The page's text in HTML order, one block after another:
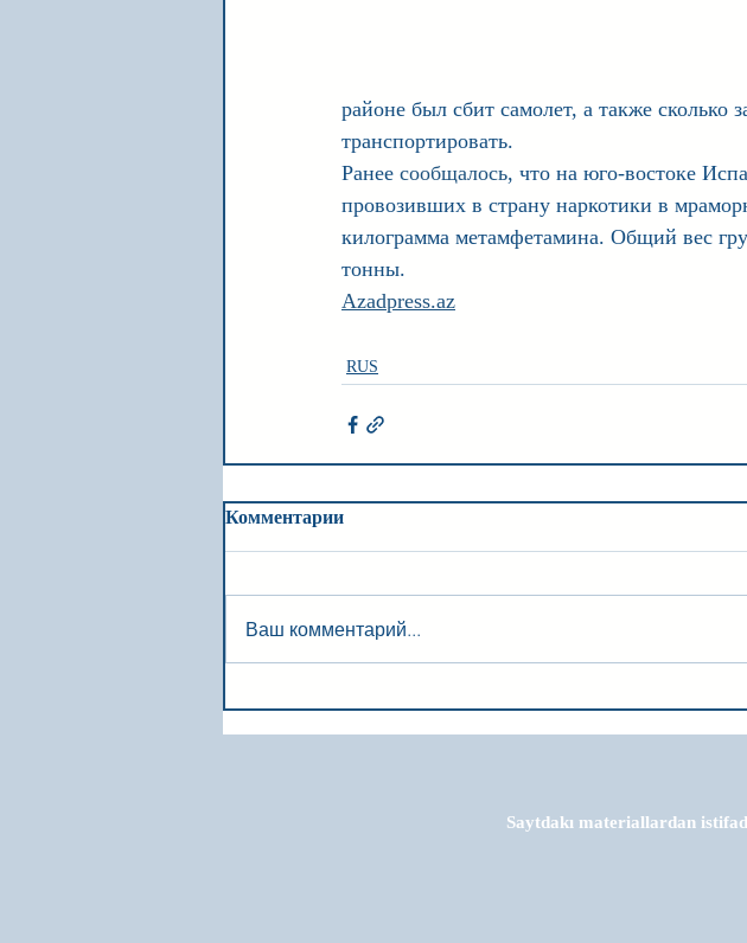
районе был сбит самолет, а также
транспортировать.
Ранее сообщалось, что на юго-востоке
провозивших в страну наркотики в
килограмма метамфетамина. Общий вес
тонны.
Azadpress.az
RUS
Комментарии
Ваш комментарий...
Saytdakı materiallardan